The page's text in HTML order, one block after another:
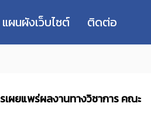
แผนผังเว็บไซต์ ติดต่อ
ผยแพร่ผลงานทางวิชาการ คณะ